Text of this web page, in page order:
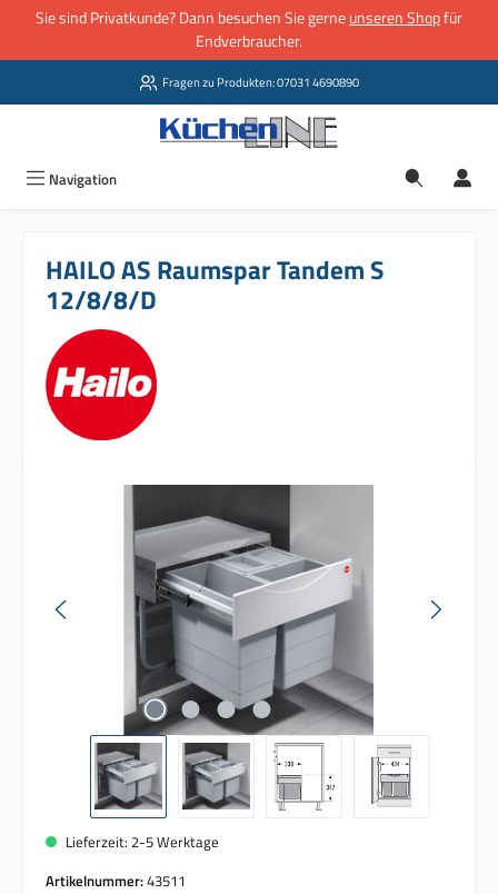
Zum Hauptinhalt springen
Sie sind Privatkunde? Dann besuchen Sie gerneunseren Shopfür
Endverbraucher.
Fragen zu Produkten: 07031 4690890
Navigation
HAILO AS Raumspar Tandem S
12/8/8/D
Lieferzeit: 2-5 Werktage
Artikelnummer:43511